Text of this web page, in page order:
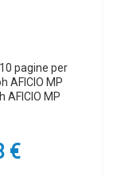
pagine per
AFICIO MP
AFICIO MP
€Il